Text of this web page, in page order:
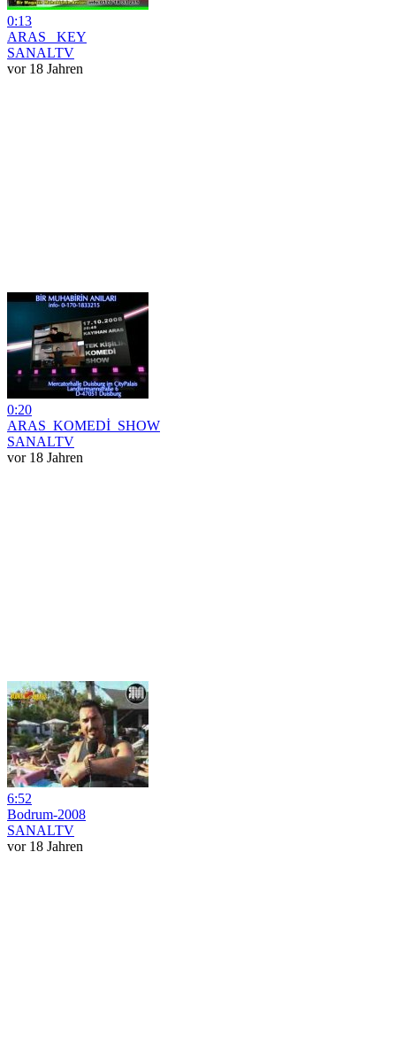
0:13
ARAS _KEY
SANALTV
vor 18 Jahren
0:20
ARAS_KOMEDİ_SHOW
SANALTV
vor 18 Jahren
6:52
Bodrum-2008
SANALTV
vor 18 Jahren